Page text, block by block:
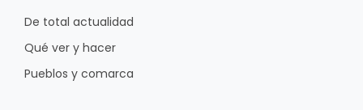
De total actualidad
Qué ver y hacer
Pueblos y comarca